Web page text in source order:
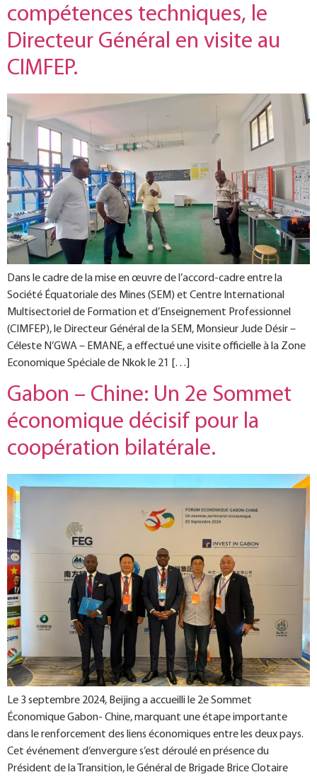
compétences techniques, le
Directeur Général en visite au
CIMFEP.
Dans le cadre de la mise en œuvre de l’accord-cadre entre la
Société Équatoriale des Mines (SEM) et Centre International
Multisectoriel de Formation et d’Enseignement Professionnel
(CIMFEP), le Directeur Général de la SEM, Monsieur Jude Désir –
Céleste N’GWA – EMANE, a effectué une visite officielle à la Zone
Economique Spéciale de Nkok le 21 […]
Gabon – Chine: Un 2e Sommet
économique décisif pour la
coopération bilatérale.
Le 3 septembre 2024, Beijing a accueilli le 2e Sommet
Économique Gabon- Chine, marquant une étape importante
dans le renforcement des liens économiques entre les deux pays.
Cet événement d’envergure s’est déroulé en présence du
Président de la Transition, le Général de Brigade Brice Clotaire